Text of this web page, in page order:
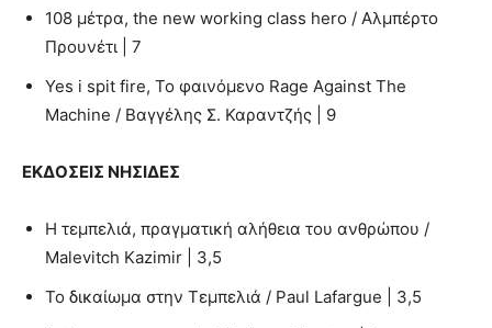
108 μέτρα, the new working class hero / Αλμπέρτο
Προυνέτι | 7
Yes i spit fire, Το φαινόμενο Rage Against The
Machine / Βαγγέλης Σ. Καραντζής | 9
ΕΚΔΟΣΕΙΣ ΝΗΣΙΔΕΣ
Η τεμπελιά, πραγματική αλήθεια του ανθρώπου /
Malevitch Kazimir | 3,5
Το δικαίωμα στην Τεμπελιά / Paul Lafargue | 3,5